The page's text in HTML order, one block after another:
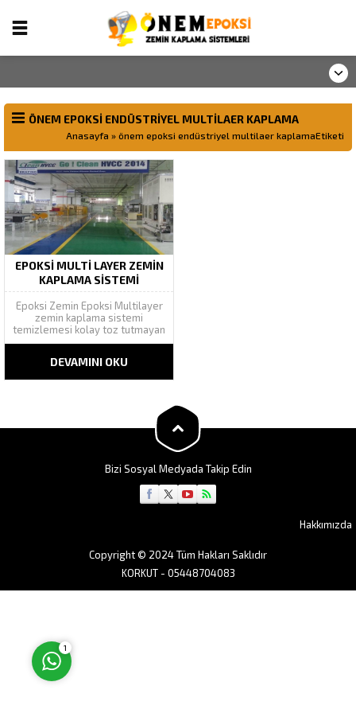
ÖNEM EPOKSI ENDÜSTRIYEL MULTILAER KAPLAMA
Anasayfa » önem epoksi endüstriyel multilaer kaplamaEtiketi
EPOKSİ MULTİ LAYER ZEMİN
KAPLAMA SİSTEMİ
Epoksi Zemin Epoksi Multilayer
zemin kaplama sistemi
temizlemesi kolay toz tutmayan
genellikle agır trafiğe maruz
tercih edilen epoksi zemin
kaplama sistemi dir. Epoksi
DEVAMINI OKU
Bizi Sosyal Medyada Takip Edin
Hakkımızda
Copyright © 2024 Tüm Hakları Saklıdır
KORKUT - 05448704083
1